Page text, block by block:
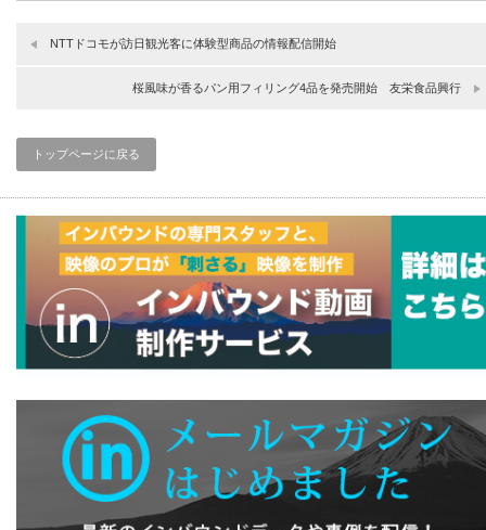
NTTドコモが訪日観光客に体験型商品の情報配信開始
桜風味が香るパン用フィリング4品を発売開始 友栄食品興行
トップページに戻る